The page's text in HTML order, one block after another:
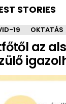
STORIES
19 OKTATÁS
az